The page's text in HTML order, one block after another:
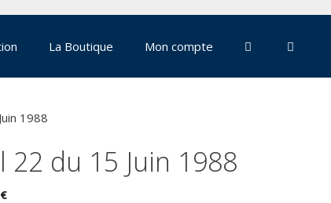
La Boutique Mon compte
1988
22 du 15 Juin 1988
€